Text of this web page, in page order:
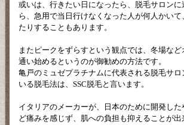
或いは、行きたい日になったら、脱毛サロンに
ら、急用で当日行けなくなった人が何人かい
たりすることもあります。
またピークをずらすという観点では、冬場など
通い始めるというのが御勧めの方法です。
亀戸のミュゼプラチナムに代表される脱毛サロ
いる脱毛法は、SSC脱毛と言います。
イタリアのメーカーが、日本のために開発した
ど痛みを感じず、肌への負担も抑えることが